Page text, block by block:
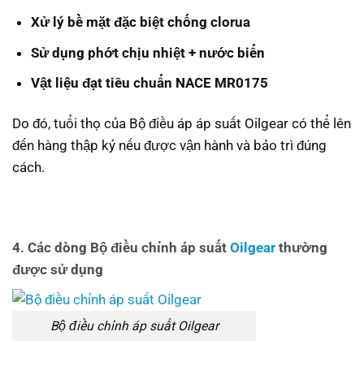
Xử lý bề mặt đặc biệt chống clorua
Sử dụng phớt chịu nhiệt + nước biển
Vật liệu đạt tiêu chuẩn NACE MR0175
Do đó, tuổi thọ của Bộ điều áp áp suất Oilgear có thể lên
đến hàng thập kỷ nếu được vận hành và bảo trì đúng
cách.
4. Các dòng Bộ điều chỉnh áp suất Oilgear thường
được sử dụng
Bộ điều chỉnh áp suất Oilgear